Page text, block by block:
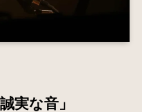
実な音」